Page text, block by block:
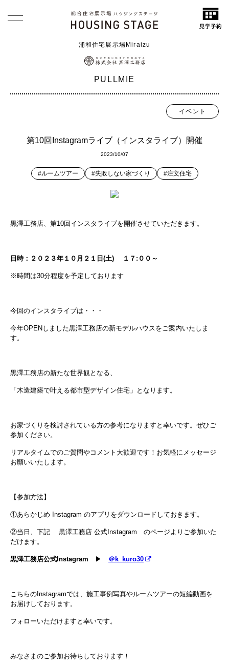
浦和住宅展示場Miraizu
PULLMIE
イベント
第10回Instagramライブ（インスタライブ）開催
2023/10/07
#ルームツアー #失敗しない家づくり #注文住宅
黒澤工務店、第10回インスタライブを開催させていただきます。
日時：２０２３年１０月２１日(土) １７:００～
※時間は30分程度を予定しております
今回のインスタライブは・・・
今年OPENしました黒澤工務店の新モデルハウスをご案内いたしま
す。
黒澤工務店の新たな世界観となる、
「木造建築で叶える都市型デザイン住宅」 となります。
お家づくりを検討されている方の参考になりますと幸いです。ぜひご
参加ください。
リアルタイムでのご質問やコメント大歓迎です！お気軽にメッセージ
お願いいたします。
【参加方法】
①あらかじめ Instagram のアプリをダウンロードしておきます。
②当日、下記 黒澤工務店 公式Instagram のページよりご参加いた
だけます。
黒澤工務店公式Instagram ▶ ＠k_kuro30
こちらのInstagramでは、施工事例写真やルームツアーの短編動画を
お届けしております。
フォローいただけますと幸いです。
みなさまのご参加お待ちしております！